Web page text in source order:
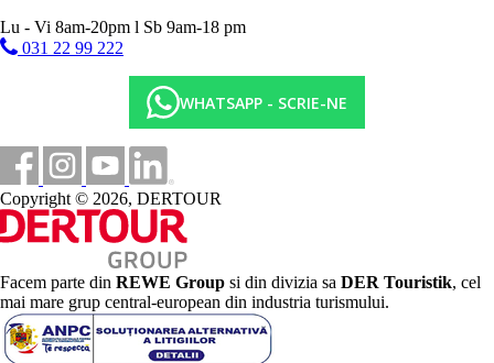
Lu - Vi 8am-20pm l Sb 9am-18 pm
031 22 99 222
WHATSAPP - SCRIE-NE
Copyright © 2026, DERTOUR
Facem parte din REWE Group si din divizia sa DER Touristik, cel
mai mare grup central-european din industria turismului.